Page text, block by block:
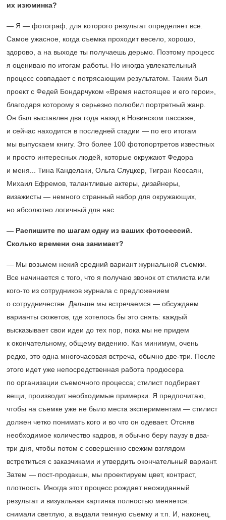
их изюминка?
— Я — фотограф, для которого результат определяет все.
Самое ужасное, когда съемка проходит весело, хорошо,
здорово, а на выходе ты получаешь дерьмо. Поэтому процесс
я оцениваю по итогам работы. Но иногда увлекательный
процесс совпадает с потрясающим результатом. Таким был
проект с Федей Бондарчуком «Время настоящее и его герои»,
благодаря которому я серьезно полюбил портретный жанр.
Он был выставлен два года назад в Новинском пассаже,
и сейчас находится в последней стадии — по его итогам
мы выпускаем книгу. Это более 100 фотопортретов известных
и просто интересных людей, которые окружают Федора
и меня... Тина Канделаки, Ольга Слуцкер, Тигран Кеосаян,
Михаил Ефремов, талантливые актеры, дизайнеры,
визажисты — немного странный набор для окружающих,
но абсолютно логичный для нас.
— Распишите по шагам одну из ваших фотосессий.
Сколько времени она занимает?
— Мы возьмем некий средний вариант журнальной съемки.
Все начинается с того, что я получаю звонок от стилиста или
кого-то из сотрудников журнала с предложением
о сотрудничестве. Дальше мы встречаемся — обсуждаем
варианты сюжетов, где хотелось бы это снять: каждый
высказывает свои идеи до тех пор, пока мы не придем
к окончательному, общему видению. Как минимум, очень
редко, это одна многочасовая встреча, обычно две-три. После
этого идет уже непосредственная работа продюсера
по организации съемочного процесса; стилист подбирает
вещи, производит необходимые примерки. Я предпочитаю,
чтобы на съемке уже не было места экспериментам — стилист
должен четко понимать кого и во что он одевает. Отсняв
необходимое количество кадров, я обычно беру паузу в два-
три дня, чтобы потом с совершенно свежим взглядом
встретиться с заказчиками и утвердить окончательный вариант.
Затем — пост-продакшн, мы проектируем цвет, контраст,
плотность. Иногда этот процесс рождает неожиданный
результат и визуальная картинка полностью меняется:
снимали светлую, а выдали темную съемку и т.п. И, наконец,